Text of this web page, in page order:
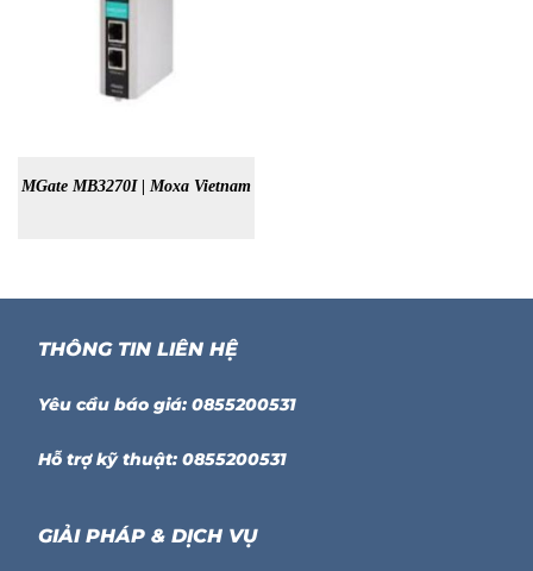
MGate MB3270I | Moxa Vietnam
THÔNG TIN LIÊN HỆ
Yêu cầu báo giá: 0855200531
Hỗ trợ kỹ thuật: 0855200531
GIẢI PHÁP & DỊCH VỤ